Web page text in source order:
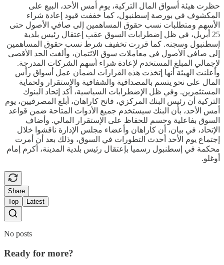
حظرت هيئة أسواق المال التركية، يوم أمس الأحد، البيع على
المكشوف في بورصة إسطنبول، كما خففت قيود إعادة شراء
الأسهم ومتطلبات نسب حقوق المساهمين إلى صافي الأصول حتى
25 أبريل، في ظل إضطرابات السوق عقب إعتقال رئيس بلدية
إسطنبول وسجنه. كما قررت تخفيف شرط نسب حقوق المساهمين
إلى صافي الأصول في معاملات سوق الائتمان، وألغت الحد الأقصى
لإجمالي المبلغ المستخدم لإعادة شراء أسهم الشركات المدرجة.
وأعلنت الهيئة أنها إتخذت هذه القرارات لضمان عمل أسواق رأس
المال على نحو يتسم بالمصداقية والشفافية والإستقرار ولحماية
المستثمرين. وفي ظل الإضطرابات السياسية، أكد إتحاد البنوك
التركية أن رئيس البنك المركزي، فاتح كاراهان، أبلغ المصرفيين، يوم
أمس الأحد، بأن البنك سيستخدم جميع الأدوات المتاحة ضمن قواعد
السوق بفاعلية وحسم للحفاظ على الإستقرار المالي. وأضاف
الإتحاد، في بيان، أن كاراهان وأعضاء مجلس الإدارة ناقشوا خلال
إجتماع يوم الأحد أحدث التطورات في السوق، وذلك بعد أن أمرت
محكمة في إسطنبول رسميا بإعتقال رئيس بلدية المدينة، أكرم إمام
أوغلو.
Share
Top
Latest
No posts
Ready for more?